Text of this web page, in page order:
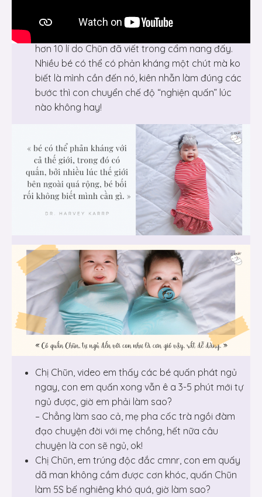
Chị ơi con em ko chịu quấn?
hơn 10 lí do Chũn đã viết trong cẩm nang đấy.
Nhiều bé có thể có phản kháng một chút mà ko
biết là mình cần đến nó, kiên nhẫn làm đúng các
bước thì con chuyển chế độ “nghiện quấn” lúc
nào không hay!
Chị Chũn, video em thấy các bé quấn phát ngủ
ngay, con em quấn xong vẫn ê a 3-5 phút mới tự
ngủ được, giờ em phải làm sao?
– Chẳng làm sao cả, mẹ pha cốc trà ngồi đàm
đạo chuyện đời với mẹ chồng, hết nữa câu
chuyện là con sẽ ngủ, ok!
Chị Chũn, em trúng độc đắc cmnr, con em quấy
dã man không cầm được cơn khóc, quấn Chũn
làm 5S bế nghiêng khó quá, giờ làm sao?